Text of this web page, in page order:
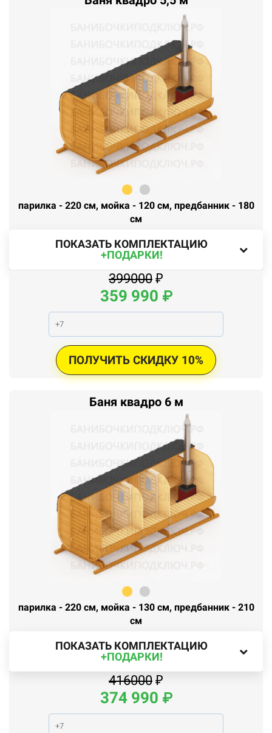
парилка - 220 см, мойка - 120 см, предбанник - 180
см
ПОКАЗАТЬ КОМПЛЕКТАЦИЮ
+ПОДАРКИ!
399000 ₽
359 990 ₽
ПОЛУЧИТЬ СКИДКУ 10%
Баня квадро 6 м
парилка - 220 см, мойка - 130 см, предбанник - 210
см
ПОКАЗАТЬ КОМПЛЕКТАЦИЮ
+ПОДАРКИ!
416000 ₽
374 990 ₽